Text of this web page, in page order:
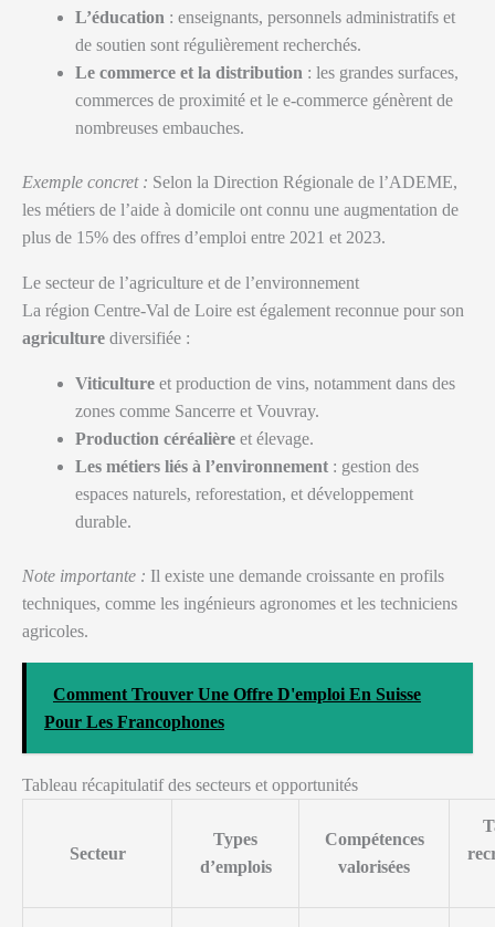
L’éducation : enseignants, personnels administratifs et
de soutien sont régulièrement recherchés.
Le commerce et la distribution : les grandes surfaces,
commerces de proximité et le e-commerce génèrent de
nombreuses embauches.
Exemple concret : Selon la Direction Régionale de l’ADEME,
les métiers de l’aide à domicile ont connu une augmentation de
plus de 15% des offres d’emploi entre 2021 et 2023.
Le secteur de l’agriculture et de l’environnement
La région Centre-Val de Loire est également reconnue pour son
agriculture diversifiée :
Viticulture et production de vins, notamment dans des
zones comme Sancerre et Vouvray.
Production céréalière et élevage.
Les métiers liés à l’environnement : gestion des
espaces naturels, reforestation, et développement
durable.
Note importante : Il existe une demande croissante en profils
techniques, comme les ingénieurs agronomes et les techniciens
agricoles.
Comment Trouver Une Offre D'emploi En Suisse
Pour Les Francophones
Tableau récapitulatif des secteurs et opportunités
Secteur
Types
d’emplois
Compétences
valorisées